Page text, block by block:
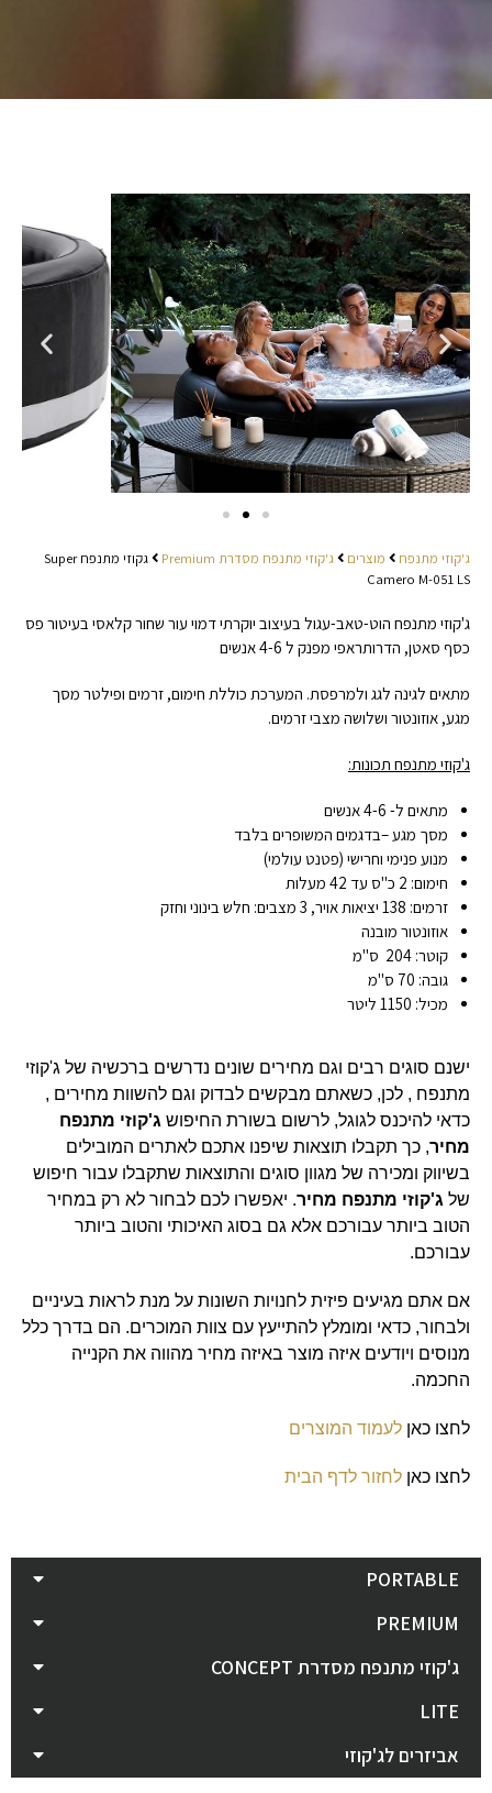
ג'קוזי מתנפח מוצרים ג'קוזי מתנפח מסדרת Premium
גקוזי מתנפח Super
Camero M-051 LS
ג'קוזי מתנפח הוט-טאב-עגול בעיצוב יוקרתי דמוי עור שחור קלאסי בעיטור פס
כסף סאטן, הדרותראפי מפנק ל 4-6 אנשים
מתאים לגינה לגג ולמרפסת. המערכת כוללת חימום, זרמים ופילטר מסך
מגע, אוזונטור ושלושה מצבי זרמים.
ג'קוזי מתנפח תכונות:
מתאים ל- 4-6 אנשים
מסך מגע –בדגמים המשופרים בלבד
מנוע פנימי וחרישי (פטנט עולמי)
חימום: 2 כ"ס עד 42 מעלות
זרמים: 138 יציאות אויר, 3 מצבים: חלש בינוני וחזק
אוזונטור מובנה
קוטר: 204 ס"מ
גובה: 70 ס"מ
מכיל: 1150 ליטר
ישנם סוגים רבים וגם מחירים שונים נדרשים ברכשיה של ג'קוזי
מתנפח , לכן, כשאתם מבקשים לבדוק וגם להשוות מחירים ,
כדאי להיכנס לגוגל, לרשום בשורת החיפוש ג'קוזי מתנפח
מחיר, כך תקבלו תוצאות שיפנו אתכם לאתרים המובילים
בשיווק ומכירה של מגוון סוגים והתוצאות שתקבלו עבור חיפוש
של ג'קוזי מתנפח מחיר. יאפשרו לכם לבחור לא רק במחיר
הטוב ביותר עבורכם אלא גם בסוג האיכותי והטוב ביותר
עבורכם.
אם אתם מגיעים פיזית לחנויות השונות על מנת לראות בעיניים
ולבחור, כדאי ומומלץ להתייעץ עם צוות המוכרים. הם בדרך כלל
מנוסים ויודעים איזה מוצר באיזה מחיר מהווה את הקנייה
החכמה.
לחצו כאןלעמוד המוצרים
לחצו כאןלחזור לדף הבית
PORTABLE
PREMIUM
ג'קוזי מתנפח מסדרת CONCEPT
LITE
אביזרים לג'קוזי